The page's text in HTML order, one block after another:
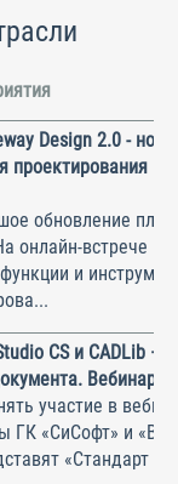
Design 2.0 -
проектирования
обновление
онлайн-встрече
и
CS и CADLib —
Вебинар
участие в
ГК «СиСофт» и
«Стандарт